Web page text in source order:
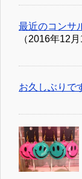
最近のコンサ
（2016年12月
お久しぶりで